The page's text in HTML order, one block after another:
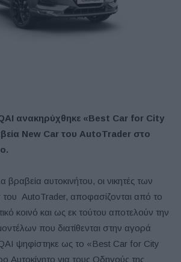
ανακηρύχθηκε «Best Car for City
New Car του AutoTrader στο
βραβεία αυτοκινήτου, οι νικητές των
AutoTrader, αποφασίζονται από το
κοινό και ως εκ τούτου αποτελούν την
που διατίθενται στην αγορά
ψηφίστηκε ως το «Best Car for City
Αυτοκίνητο για τους Οδηγούς της